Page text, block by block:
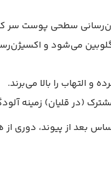
سطحی پوست سر
می‌شود و
و التهاب را بالا می‌برند.
(در قلیان) زمینه
بعد از پیوند، دوری از